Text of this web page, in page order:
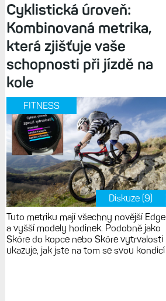
Cyklistická úroveň:
Kombinovaná metrika,
která zjišťuje vaše
schopnosti při jízdě na
kole
FITNESS
Diskuze (9)
Tuto metriku mají všechny novější Edge
a vyšší modely hodinek. Podobně jako
Skóre do kopce nebo Skóre vytrvalosti
ukazuje, jak jste na tom se svou kondicí